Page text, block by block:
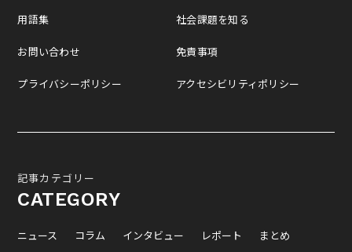
用語集
お問い合わせ
プライバシーポリシー
社会課題を知る
免責事項
アクセシビリティポリシー
記事カテゴリー
CATEGORY
ニュース コラム インタビュー レポート
まとめ